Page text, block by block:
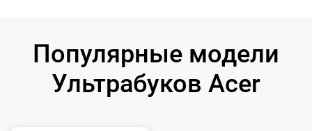
Популярные модели
Ультрабуков Acer